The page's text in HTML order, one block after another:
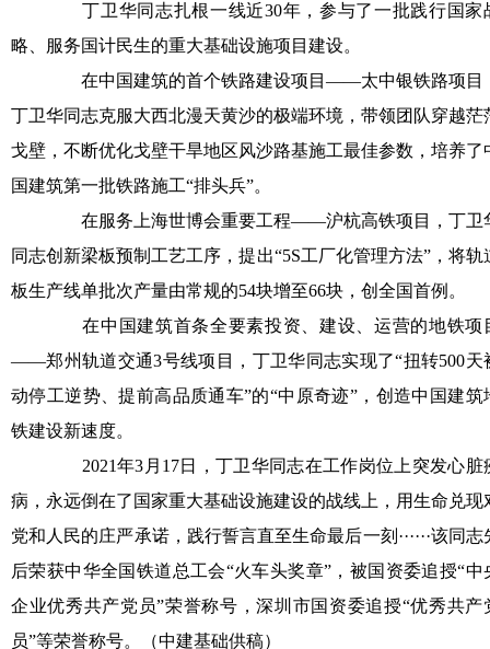
丁卫华同志扎根一线近30年，参与了一批践行国家
略、服务国计民生的重大基础设施项目建设。
在中国建筑的首个铁路建设项目——太中银铁路项目
丁卫华同志克服大西北漫天黄沙的极端环境，带领团队穿越茫
戈壁，不断优化戈壁干旱地区风沙路基施工最佳参数，培养了
国建筑第一批铁路施工“排头兵”。
在服务上海世博会重要工程——沪杭高铁项目，丁卫
同志创新梁板预制工艺工序，提出“5S工厂化管理方法”，将轨
板生产线单批次产量由常规的54块增至66块，创全国首例。
在中国建筑首条全要素投资、建设、运营的地铁项
——郑州轨道交通3号线项目，丁卫华同志实现了“扭转500天
动停工逆势、提前高品质通车”的“中原奇迹”，创造中国建筑
铁建设新速度。
2021年3月17日，丁卫华同志在工作岗位上突发心脏
病，永远倒在了国家重大基础设施建设的战线上，用生命兑现
党和人民的庄严承诺，践行誓言直至生命最后一刻······该同志
后荣获中华全国铁道总工会“火车头奖章”，被国资委追授“中
企业优秀共产党员”荣誉称号，深圳市国资委追授“优秀共产
员”等荣誉称号。（中建基础供稿）